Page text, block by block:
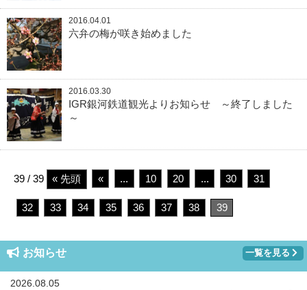
2016.04.01
六弁の梅が咲き始めました
2016.03.30
IGR銀河鉄道観光よりお知らせ ～終了しました
～
39 / 39 « 先頭 « ... 10 20 ... 30 31
32 33 34 35 36 37 38 39
お知らせ 一覧を見る
2026.08.05